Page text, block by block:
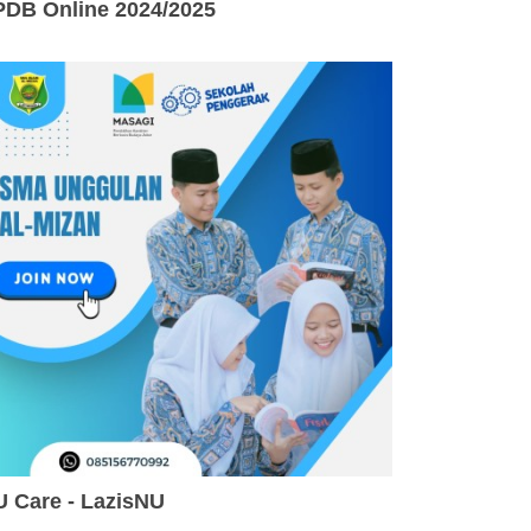
Online 2024/2025
Care - LazisNU